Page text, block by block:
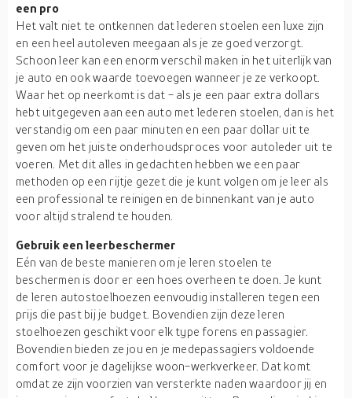
een pro
Het valt niet te ontkennen dat lederen stoelen een luxe zijn
en een heel autoleven meegaan als je ze goed verzorgt.
Schoon leer kan een enorm verschil maken in het uiterlijk van
je auto en ook waarde toevoegen wanneer je ze verkoopt.
Waar het op neerkomt is dat - als je een paar extra dollars
hebt uitgegeven aan een auto met lederen stoelen, dan is het
verstandig om een paar minuten en een paar dollar uit te
geven om het juiste onderhoudsproces voor autoleder uit te
voeren. Met dit alles in gedachten hebben we een paar
methoden op een rijtje gezet die je kunt volgen om je leer als
een professional te reinigen en de binnenkant van je auto
voor altijd stralend te houden.
Gebruik een leerbeschermer
Eén van de beste manieren om je leren stoelen te
beschermen is door er een hoes overheen te doen. Je kunt
de leren autostoelhoezen eenvoudig installeren tegen een
prijs die past bij je budget. Bovendien zijn deze leren
stoelhoezen geschikt voor elk type forens en passagier.
Bovendien bieden ze jou en je medepassagiers voldoende
comfort voor je dagelijkse woon-werkverkeer. Dat komt
omdat ze zijn voorzien van versterkte naden waardoor jij en